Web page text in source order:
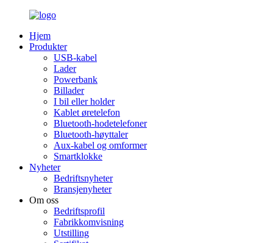
Hjem
Produkter
USB-kabel
Lader
Powerbank
Billader
I bil eller holder
Kablet øretelefon
Bluetooth-hodetelefoner
Bluetooth-høyttaler
Aux-kabel og omformer
Smartklokke
Nyheter
Bedriftsnyheter
Bransjenyheter
Om oss
Bedriftsprofil
Fabrikkomvisning
Utstilling